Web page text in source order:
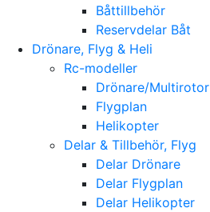
Båttillbehör
Reservdelar Båt
Drönare, Flyg & Heli
Rc-modeller
Drönare/Multirotor
Flygplan
Helikopter
Delar & Tillbehör, Flyg
Delar Drönare
Delar Flygplan
Delar Helikopter